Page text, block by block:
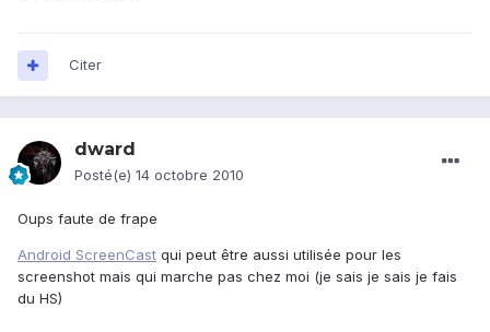
Citer
dward
Posté(e) 14 octobre 2010
Oups faute de frape
Android ScreenCast qui peut être aussi utilisée pour les
screenshot mais qui marche pas chez moi (je sais je sais je fais
du HS)